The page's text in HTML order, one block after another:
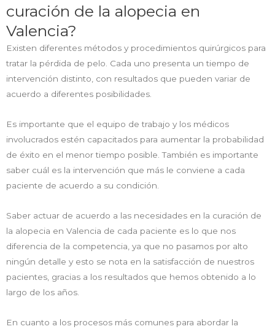
curación de la alopecia en
Valencia?
Existen diferentes métodos y procedimientos quirúrgicos para
tratar la pérdida de pelo. Cada uno presenta un tiempo de
intervención distinto, con resultados que pueden variar de
acuerdo a diferentes posibilidades.
Es importante que el equipo de trabajo y los médicos
involucrados estén capacitados para aumentar la probabilidad
de éxito en el menor tiempo posible. También es importante
saber cuál es la intervención que más le conviene a cada
paciente de acuerdo a su condición.
Saber actuar de acuerdo a las necesidades en la curación de
la alopecia en Valencia de cada paciente es lo que nos
diferencia de la competencia, ya que no pasamos por alto
ningún detalle y esto se nota en la satisfacción de nuestros
pacientes, gracias a los resultados que hemos obtenido a lo
largo de los años.
En cuanto a los procesos más comunes para abordar la